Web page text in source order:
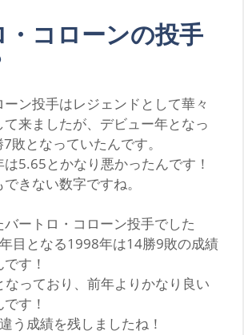
コローンの投手
ン投手はレジェンドとして華々
て来ましたが、デビュー年となっ
敗となっていたんです。
5.65とかなり悪かったんです！
きない数字ですね。
ートロ・コローン投手でした
目となる1998年は14勝9敗の成績
す！
っており、前年よりかなり良い
す！
う成績を残しましたね！